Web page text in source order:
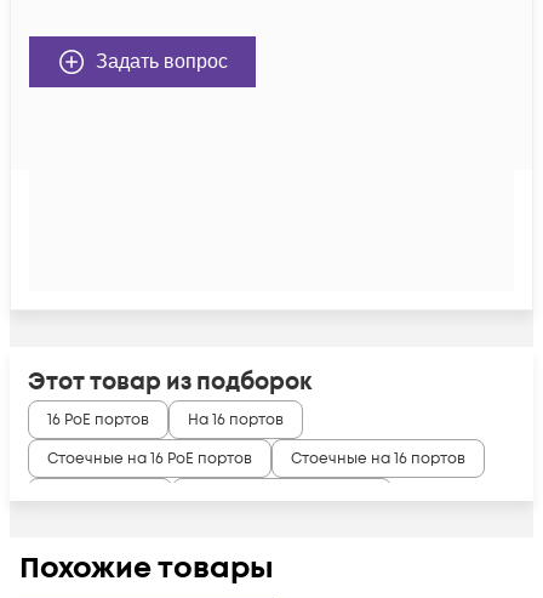
Задать вопрос
Этот товар из подборок
16 PoE портов
На 16 портов
Стоечные на 16 PoE портов
Стоечные на 16 портов
Управляемые
Управляемые 16 портов
Похожие товары